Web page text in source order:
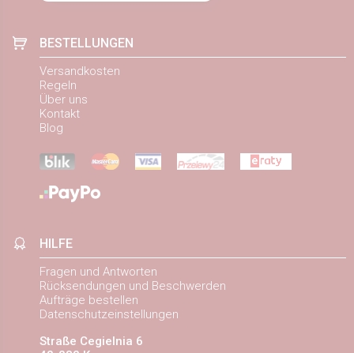
BESTELLUNGEN
Versandkosten
Regeln
Über uns
Kontakt
Blog
HILFE
Fragen und Antworten
Rücksendungen und Beschwerden
Aufträge bestellen
Datenschutzeinstellungen
Straße Cegielnia 6